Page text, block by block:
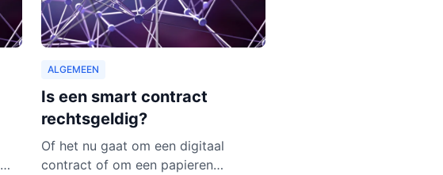
ALGEMEEN
Is een smart contract
rechtsgeldig?
Of het nu gaat om een digitaal
contract of om een papieren